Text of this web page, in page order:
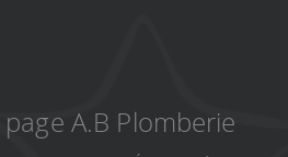
A.B Plomberie